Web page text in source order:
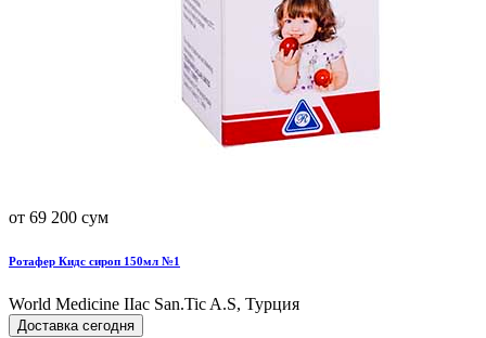
от 69 200 сум
Ротафер Кидс сироп 150мл №1
World Мedicine IIac San.Tic A.S, Турция
Доставка сегодня